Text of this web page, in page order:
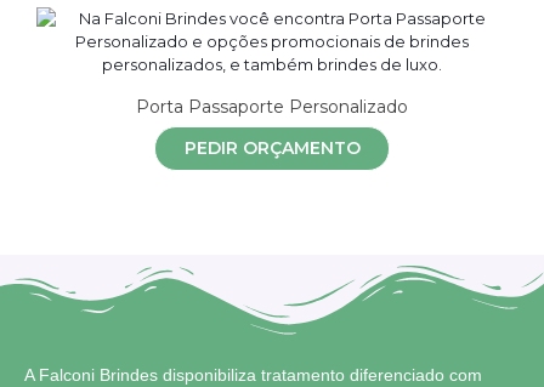
Porta Passaporte Personalizado
PEDIR ORÇAMENTO
A Falconi Brindes disponibiliza tratamento diferenciado com